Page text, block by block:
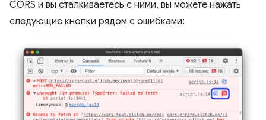
CORS и вы сталкиваетесь с ними, вы можете нажать
следующие кнопки рядом с ошибками: